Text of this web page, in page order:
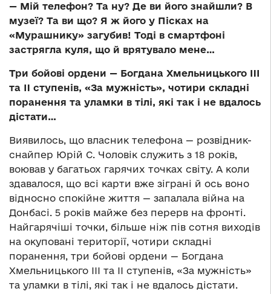
— Мій телефон? Та ну? Де ви його знайшли? В
музеї? Та ви що? Я ж його у Пісках на
«Мурашнику» загубив! Тоді в смартфоні
застрягла куля, що й врятувало мене…
Три бойові ордени — Богдана Хмельницького III
та II ступенів, «За мужність», чотири складні
поранення та уламки в тілі, які так і не вдалось
дістати…
Виявилось, що власник телефона — розвідник-
снайпер Юрій С. Чоловік служить з 18 років,
воював у багатьох гарячих точках світу. А коли
здавалося, що всі карти вже зіграні й ось воно
відносно спокійне життя — запалала війна на
Донбасі. 5 років майже без перерв на фронті.
Найгарячіші точки, більше ніж пів сотня виходів
на окуповані території, чотири складні
поранення, три бойові ордени — Богдана
Хмельницького III та II ступенів, «За мужність»
та уламки в тілі, які так і не вдалось дістати.